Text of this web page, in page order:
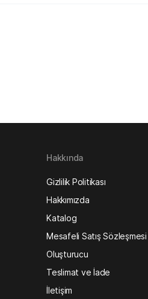
Hakkında
Gizlilik Politikası
Hakkımızda
Katalog
Mesafeli Satış Sözleşmesi
Oluşturucu
Teslimat ve İade
İletişim